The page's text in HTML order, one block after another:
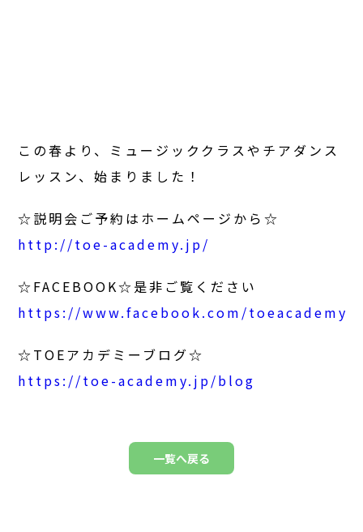
この春より、ミュージッククラスやチアダンス
レッスン、始まりました！
☆説明会ご予約はホームページから☆
http://toe-academy.jp/
☆FACEBOOK☆是非ご覧ください
https://www.facebook.com/toeacademy
☆TOEアカデミー ブログ☆
https://toe-academy.jp/blog
一覧へ戻る